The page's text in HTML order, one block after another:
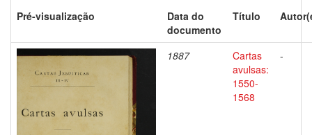
Pré-visualização
Data do
documento
Título
1887
Cartas
avulsas:
1550-
1568
-